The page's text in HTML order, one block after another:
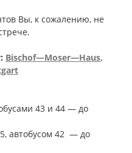
Вы, к сожалению, не
Bischof—Moser—Haus,
43 и 44 — до
автобусом 42 — до